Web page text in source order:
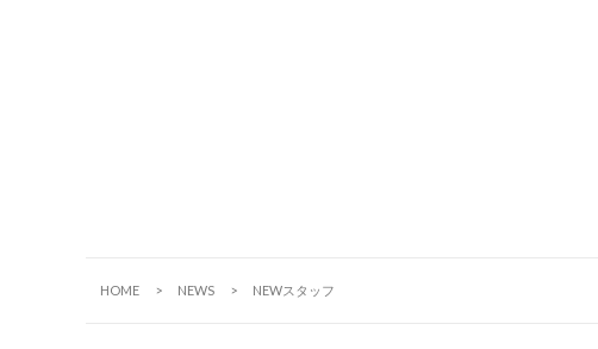
HOME NEWS NEWスタッフ